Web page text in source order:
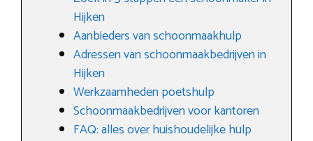
Hijken
Aanbieders van schoonmaakhulp
Adressen van schoonmaakbedrijven in
Hijken
Werkzaamheden poetshulp
Schoonmaakbedrijven voor kantoren
FAQ: alles over huishoudelijke hulp